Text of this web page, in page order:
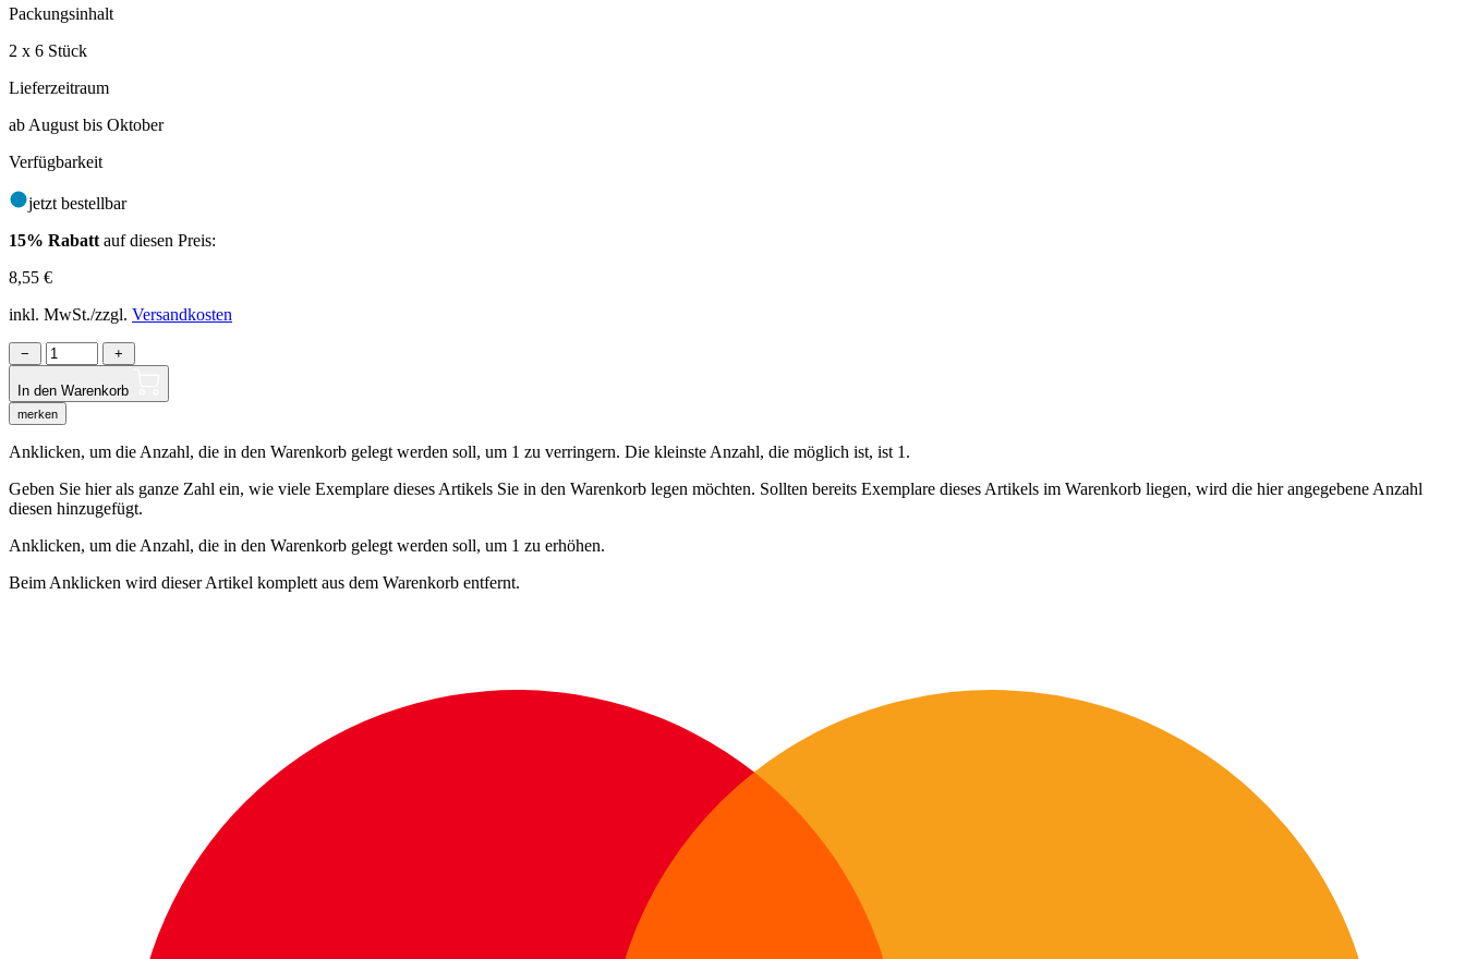
Packungsinhalt
2 x 6 Stück
Lieferzeitraum
ab August bis Oktober
Verfügbarkeit
jetzt bestellbar
15% Rabatt auf diesen Preis:
8,55 €
inkl. MwSt./zzgl. Versandkosten
− +
In den Warenkorb
merken
Anklicken, um die Anzahl, die in den Warenkorb gelegt werden soll, um 1 zu verringern. Die kleinste Anzahl, die möglich ist, ist 1.
Geben Sie hier als ganze Zahl ein, wie viele Exemplare dieses Artikels Sie in den Warenkorb legen möchten. Sollten bereits Exemplare dieses Artikels im Warenkorb liegen, wird die hier angegebene Anzahl
diesen hinzugefügt.
Anklicken, um die Anzahl, die in den Warenkorb gelegt werden soll, um 1 zu erhöhen.
Beim Anklicken wird dieser Artikel komplett aus dem Warenkorb entfernt.